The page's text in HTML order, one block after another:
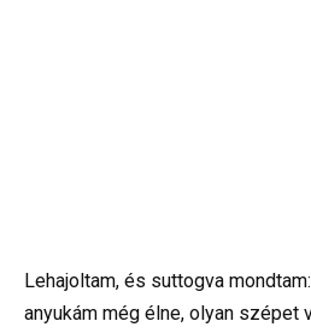
Lehajoltam, és suttogva
anyukám még élne, olyan szépet